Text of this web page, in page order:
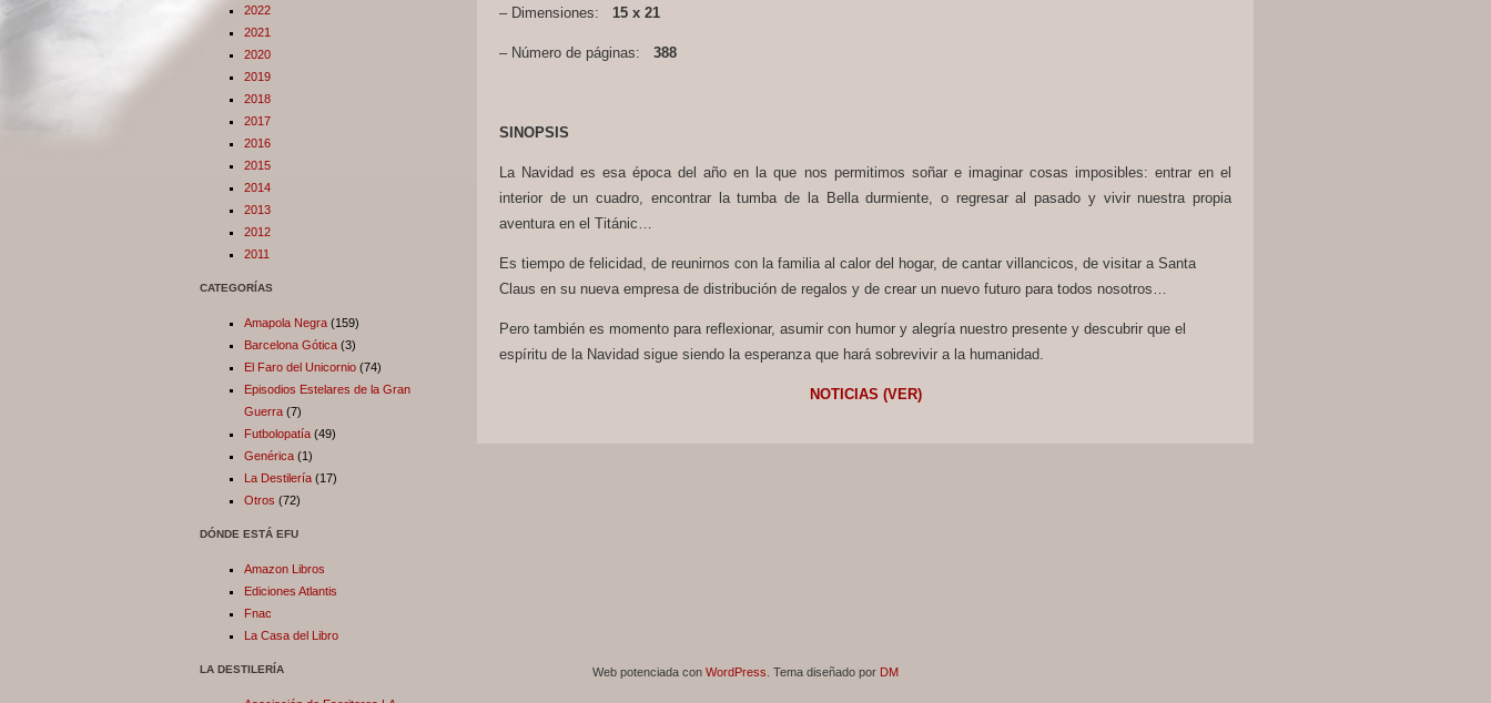
2022
2021
2020
2019
2018
2017
2016
2015
2014
2013
2012
2011
CATEGORÍAS
Amapola Negra (159)
Barcelona Gótica (3)
El Faro del Unicornio (74)
Episodios Estelares de la Gran
Guerra (7)
Futbolopatía (49)
Genérica (1)
La Destilería (17)
Otros (72)
DÓNDE ESTÁ EFU
Amazon Libros
Ediciones Atlantis
Fnac
La Casa del Libro
LA DESTILERÍA
– Dimensiones: 15 x 21
– Número de páginas: 388
SINOPSIS
La Navidad es esa época del año en la que nos permitimos soñar e imaginar cosas imposibles: entrar en el
interior de un cuadro, encontrar la tumba de la Bella durmiente, o regresar al pasado y vivir nuestra propia
aventura en el Titánic…
Es tiempo de felicidad, de reunirnos con la familia al calor del hogar, de cantar villancicos, de visitar a Santa
Claus en su nueva empresa de distribución de regalos y de crear un nuevo futuro para todos nosotros…
Pero también es momento para reflexionar, asumir con humor y alegría nuestro presente y descubrir que el
espíritu de la Navidad sigue siendo la esperanza que hará sobrevivir a la humanidad.
NOTICIAS (VER)
Web potenciada con WordPress . Tema diseñado por DM